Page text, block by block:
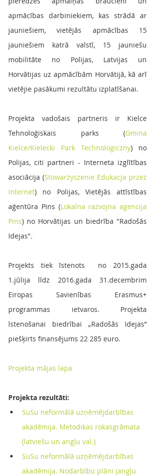
apmācības darbiniekiem, kas strādā ar
jauniešiem, vietējās apmācības 15
jauniešiem katrā valstī, 15 jauniešu
mobilitāte no Polijas, Latvijas un
Horvātijas uz apmācībām Horvātijā, kā arī
vietējie pasākumi rezultātu izplatīšanai.
Projekta vadošais partneris ir Kielce
Tehnoloģiskais parks (Gmina
Kielce/Kielecki Park Technologiczny) no
Polijas, citi partneri - Interneta izglītības
asociācija (Stowarzyszenie Edukacja przez
Internet) no Polijas, Vietējās attīstības
aģentūra Pins (Lokalna razvojna agencija
Pins) no Horvātijas un biedrība "Radošās
Idejas".
Projekts tiek īstenots  no 2015.gada
1.jūlija līdz 2016.gada 31.decembrim
Eiropas Savienības Erasmus+
programmas ietvaros. Projekta
īstenošanai biedrībai „Radošās Idejas”
piešķirts finansējums 22 285 euro.
Projekta mājas lapa
Projekta rezultāti:
SuSu neformālā uzņēmējdarbības
akadēmija. Metodikas rokasgrāmata
(latviešu un angļu val.)
SuSu neformālā uzņēmējdarbības
akadēmija. Nodarbību plāni (angļu